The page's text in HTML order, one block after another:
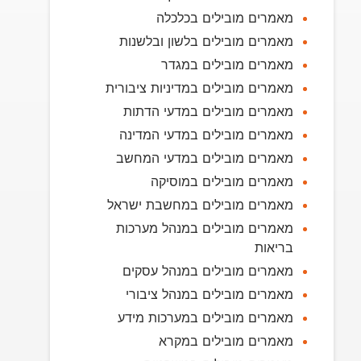
מאמרים מובילים בכלכלה
מאמרים מובילים בלשון ובלשנות
מאמרים מובילים במגדר
מאמרים מובילים במדיניות ציבורית
מאמרים מובילים במדעי הדתות
מאמרים מובילים במדעי המדינה
מאמרים מובילים במדעי המחשב
מאמרים מובילים במוסיקה
מאמרים מובילים במחשבת ישראל
מאמרים מובילים במנהל מערכות
בריאות
מאמרים מובילים במנהל עסקים
מאמרים מובילים במנהל ציבורי
מאמרים מובילים במערכות מידע
מאמרים מובילים במקרא